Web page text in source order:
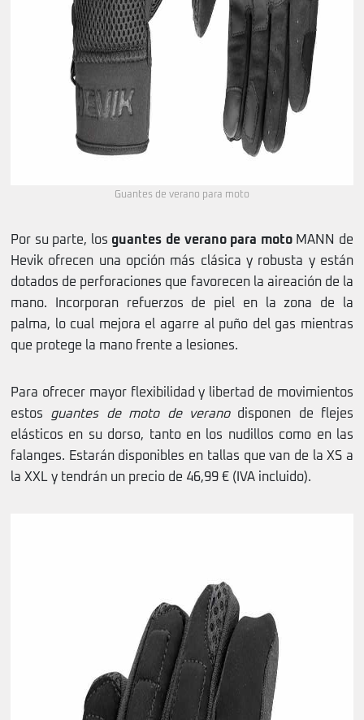
Guantes de verano para moto
Por su parte, los guantes de verano para motoMANN de
Hevik ofrecen una opción más clásica y robusta y están
dotados de perforaciones que favorecen la aireación de la
mano. Incorporan refuerzos de piel en la zona de la
palma, lo cual mejora el agarre al puño del gas mientras
que protege la mano frente a lesiones.
Para ofrecer mayor flexibilidad y libertad de movimientos
estos guantes de moto de veranodisponen de flejes
elásticos en su dorso, tanto en los nudillos como en las
falanges. Estarán disponibles en tallas que van de la XS a
la XXL y tendrán un precio de 46,99 € (IVA incluido).